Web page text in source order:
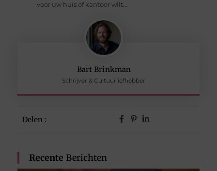
Bart Brinkman
Schrijver & Cultuurliefhebber
Delen :
Recente Berichten
voor uw huis of kantoor wilt...